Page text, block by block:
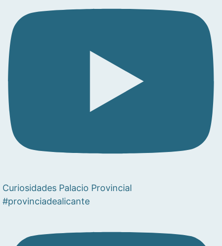
Curiosidades Palacio Provincial
#provinciadealicante